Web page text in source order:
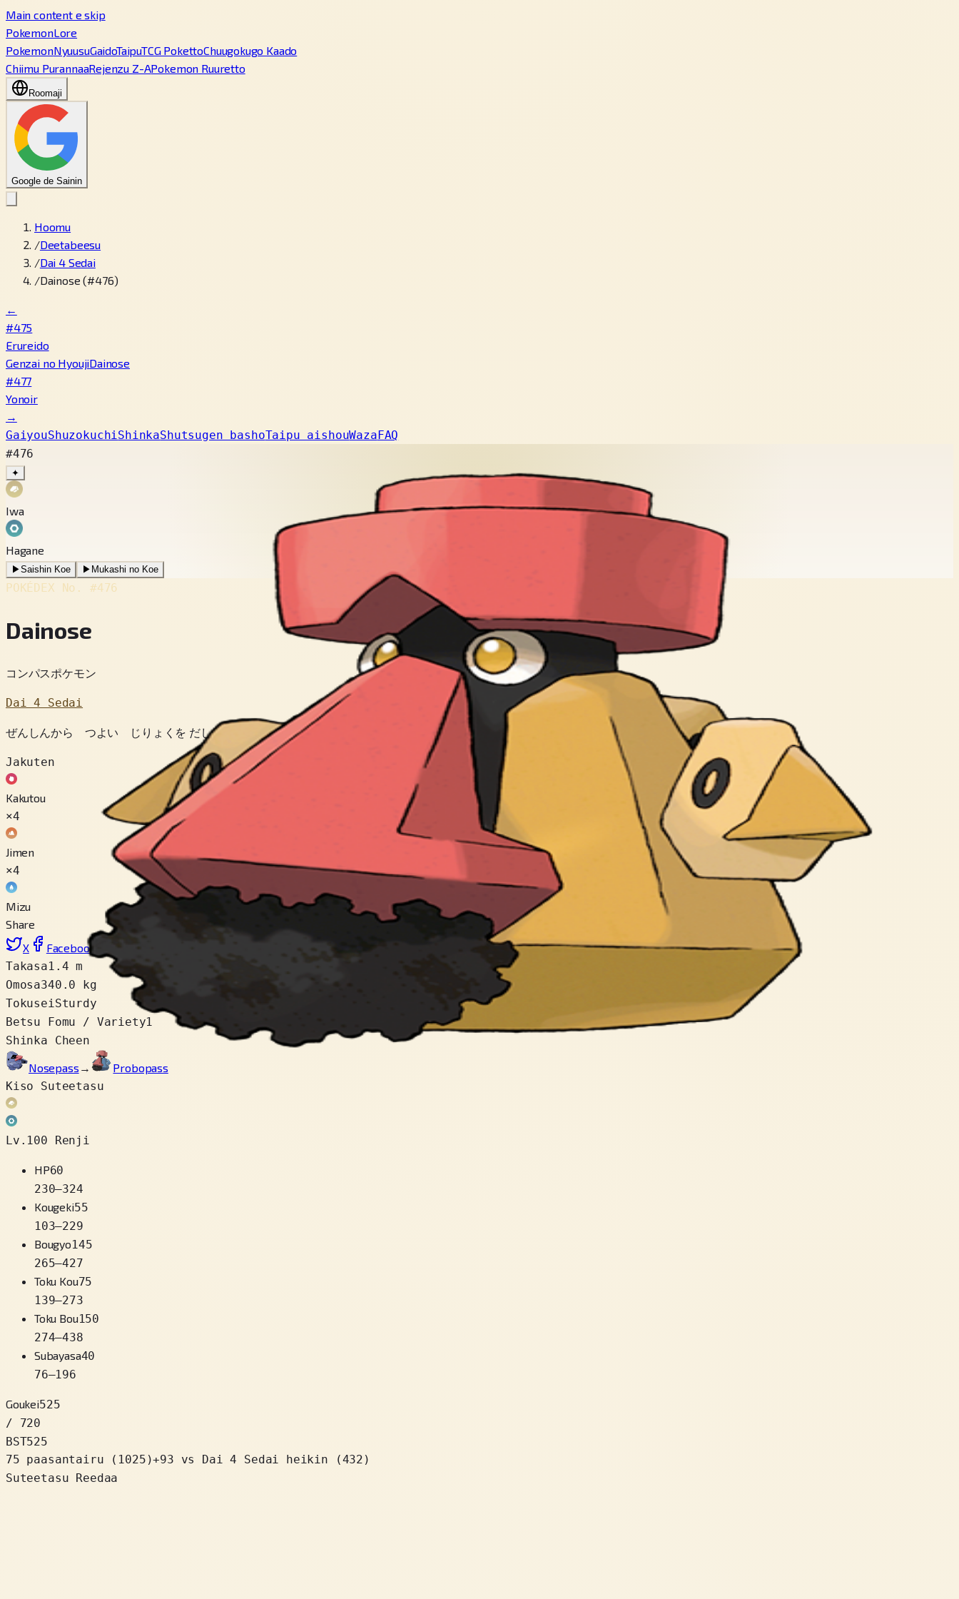
Main content e skip
PokemonLore
PokemonNyuusuGaidoTaipuTCG PokettoChuugokugo Kaado
Chiimu PurannaaRejenzu Z-APokemon Ruuretto
Roomaji
Google de Sainin
Hoomu
/Deetabeesu
/Dai 4 Sedai
/Dainose (#476)
←
#475
Erureido
Genzai no HyoujiDainose
#477
Yonoir
→
GaiyouShuzokuchiShinkaShutsugen bashoTaipu aishouWazaFAQ
#476
✦
Iwa
Hagane
▶Saishin Koe ▶ Mukashi no Koe
POKÉDEX No. #476
Dainose
コンパスポケモン
Dai 4 Sedai
ぜんしんから つよい じりょくを だしている。３この チビノーズと よばれる ユニットを あやつる。
Jakuten
Kakutou
×4
Jimen
×4
Mizu
Share
X
Facebook LinkedIn
Takasa1.4 m
Omosa340.0 kg
TokuseiSturdy
Betsu Fomu / Variety1
Shinka Cheen
Nosepass →
Probopass
Kiso Suteetasu
Lv.100 Renji
HP60
230–324
Kougeki55
103–229
Bougyo145
265–427
Toku Kou75
139–273
Toku Bou150
274–438
Subayasa40
76–196
Goukei525
/ 720
BST525
75 paasantairu
( 1025 )+93
vs Dai 4 Sedai heikin (432)
Suteetasu Reedaa